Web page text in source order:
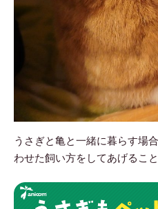
うさぎと亀と一緒に暮らす場
わせた飼い方をしてあげるこ